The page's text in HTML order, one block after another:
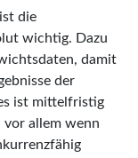
die
wichtig. Dazu
damit
der
ist mittelfristig
vor allem wenn